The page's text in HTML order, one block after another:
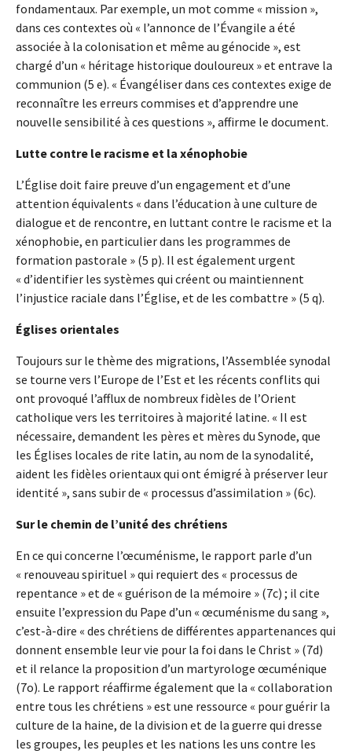
fondamentaux. Par exemple, un mot comme « mission »,
dans ces contextes où « l’annonce de l’Évangile a été
associée à la colonisation et même au génocide », est
chargé d’un « héritage historique douloureux » et entrave la
communion (5 e). « Évangéliser dans ces contextes exige de
reconnaître les erreurs commises et d’apprendre une
nouvelle sensibilité à ces questions », affirme le document.
Lutte contre le racisme et la xénophobie
L’Église doit faire preuve d’un engagement et d’une
attention équivalents « dans l’éducation à une culture de
dialogue et de rencontre, en luttant contre le racisme et la
xénophobie, en particulier dans les programmes de
formation pastorale » (5 p). Il est également urgent
« d’identifier les systèmes qui créent ou maintiennent
l’injustice raciale dans l’Église, et de les combattre » (5 q).
Églises orientales
Toujours sur le thème des migrations, l’Assemblée synodal
se tourne vers l’Europe de l’Est et les récents conflits qui
ont provoqué l’afflux de nombreux fidèles de l’Orient
catholique vers les territoires à majorité latine. « Il est
nécessaire, demandent les pères et mères du Synode, que
les Églises locales de rite latin, au nom de la synodalité,
aident les fidèles orientaux qui ont émigré à préserver leur
identité », sans subir de « processus d’assimilation » (6c).
Sur le chemin de l’unité des chrétiens
En ce qui concerne l’œcuménisme, le rapport parle d’un
« renouveau spirituel » qui requiert des « processus de
repentance » et de « guérison de la mémoire » (7c) ; il cite
ensuite l’expression du Pape d’un « œcuménisme du sang »,
c’est-à-dire « des chrétiens de différentes appartenances qui
donnent ensemble leur vie pour la foi dans le Christ » (7d)
et il relance la proposition d’un martyrologe œcuménique
(7o). Le rapport réaffirme également que la « collaboration
entre tous les chrétiens » est une ressource « pour guérir la
culture de la haine, de la division et de la guerre qui dresse
les groupes, les peuples et les nations les uns contre les